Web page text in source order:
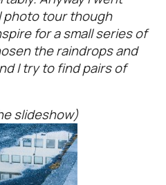
photo tour though
for a small series of
the raindrops and
I try to find pairs of
slideshow)